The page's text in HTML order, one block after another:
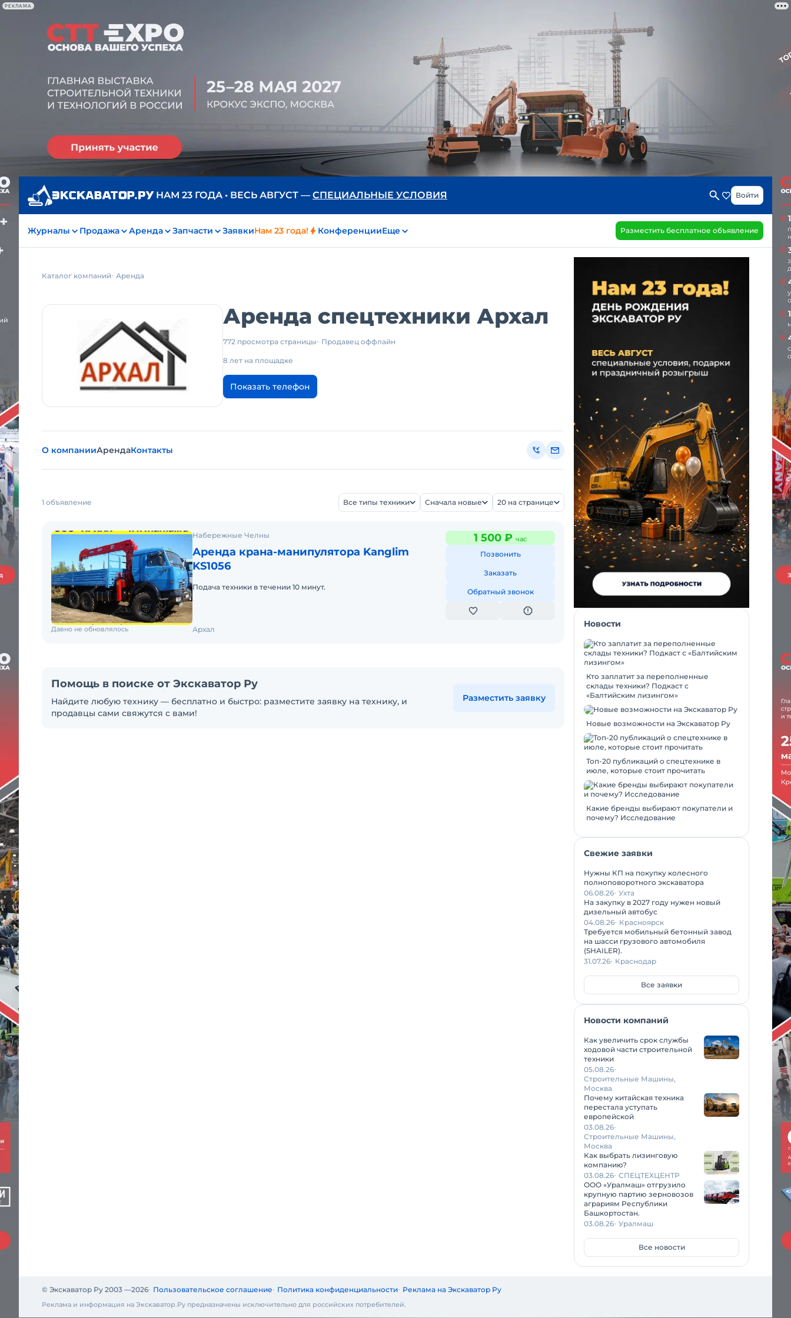
РЕКЛАМА
НАМ 23 ГОДА • ВЕСЬ АВГУСТ — СПЕЦИАЛЬНЫЕ УСЛОВИЯ Войти
Журналы Продажа Аренда Запчасти ЗаявкиНам 23 года! КонференцииЕще Разместить бесплатное объявление
Каталог компаний Аренда
Аренда спецтехники Архал
772 просмотра страницы Продавец оффлайн
8 лет на площадке
Показать телефон
О компанииАрендаКонтакты
1 объявление Все типы техники Сначала новые 20 на странице
Набережные Челны
Аренда крана-манипулятора Kanglim
KS1056
Подача техники в течении 10 минут.
1 500 ₽ час
Позвонить
Заказать
Обратный звонок
Давно не обновлялось Архал
Помощь в поиске от Экскаватор Ру
Найдите любую технику — бесплатно и быстро: разместите заявку на технику, и
продавцы сами свяжутся с вами!
Разместить заявку
Новости
Кто заплатит за переполненные
склады техники? Подкаст с
«Балтийским лизингом»
Новые возможности на Экскаватор Ру
Топ-20 публикаций о спецтехнике в
июле, которые стоит прочитать
Какие бренды выбирают покупатели и
почему? Исследование
Свежие заявки
Нужны КП на покупку колесного
полноповоротного экскаватора
06.08.26 Ухта
На закупку в 2027 году нужен новый
дизельный автобус
04.08.26 Красноярск
Требуется мобильный бетонный завод
на шасси грузового автомобиля
(SHAILER).
31.07.26 Краснодар
Все заявки
Новости компаний
Как увеличить срок службы
ходовой части строительной
техники
05.08.26
Строительные Машины,
Москва
Почему китайская техника
перестала уступать
европейской
03.08.26
Строительные Машины,
Москва
Как выбрать лизинговую
компанию?
03.08.26 СПЕЦТЕХЦЕНТР
ООО «Уралмаш» отгрузило
крупную партию зерновозов
аграриям Республики
Башкортостан.
03.08.26 Уралмаш
Все новости
© Экскаватор Ру 2003 —2026 Пользовательское соглашение Политика конфиденциальности Реклама на Экскаватор Ру
Реклама и информация на Экскаватор.Ру предназначены исключительно для российских потребителей.